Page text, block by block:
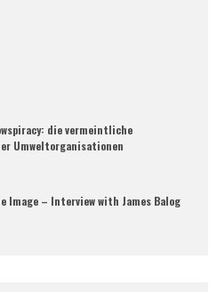
die vermeintliche
Umweltorganisationen
Image – Interview with James Balog